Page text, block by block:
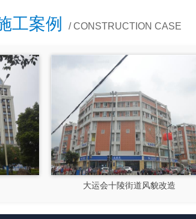
工案例 / CONSTRUCTION CASE
道风貌改造 隆昌市文化馆